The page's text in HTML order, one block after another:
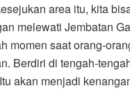
area itu, kita
melewati Jembatan
momen saat orang-
Berdiri di tengah-
akan menjadi